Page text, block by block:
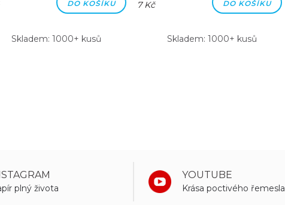
DO KOŠÍKU
Skladem: 1000+ kusů
7 Kč DO KOŠÍKU
Skladem: 1000+ kusů
plný života
YOUTUBE
Krása poctivého řemesla